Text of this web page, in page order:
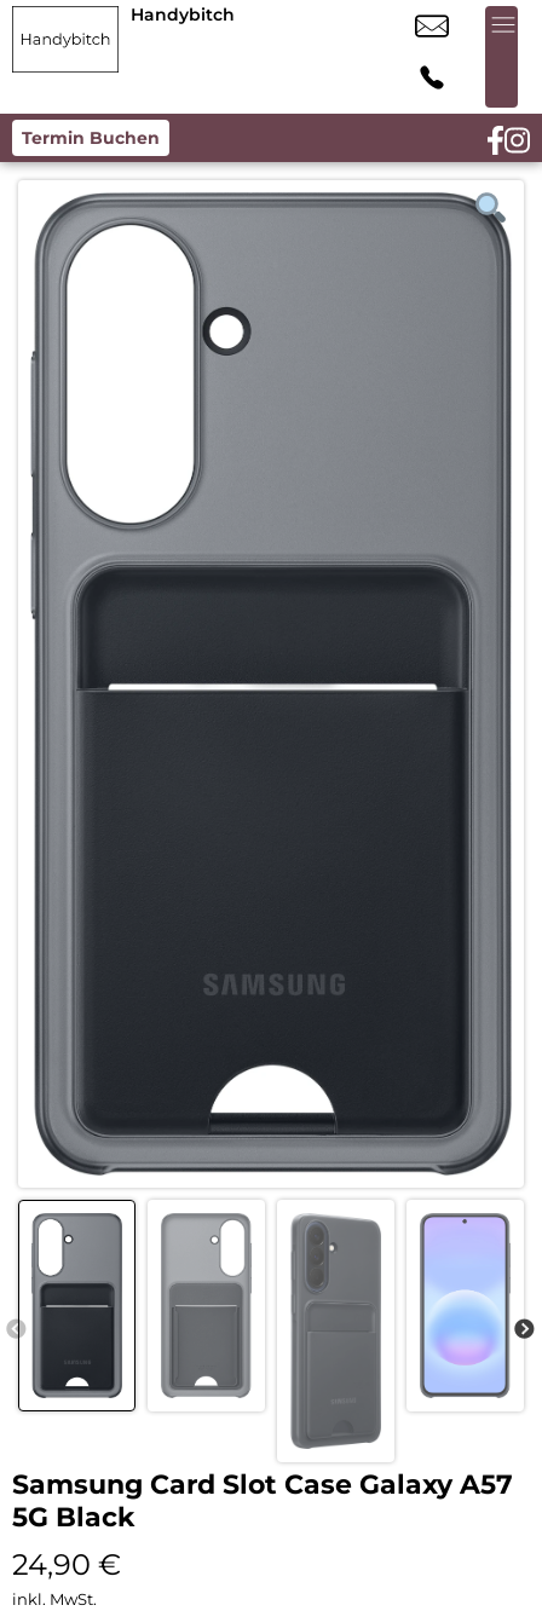
Handybitch
Termin Buchen
Samsung Card Slot Case Galaxy A57
5G Black
24,90 €
inkl. MwSt.